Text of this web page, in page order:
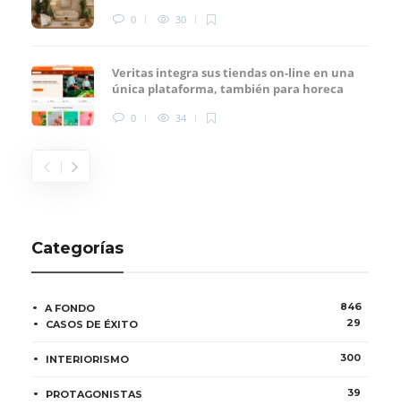
0 30
Veritas integra sus tiendas on-line en una
única plataforma, también para horeca
0 34
Categorías
A FONDO
846
CASOS DE ÉXITO
29
INTERIORISMO 300
PROTAGONISTAS 39